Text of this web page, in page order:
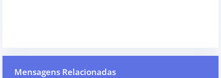
Mensagens Relacionadas